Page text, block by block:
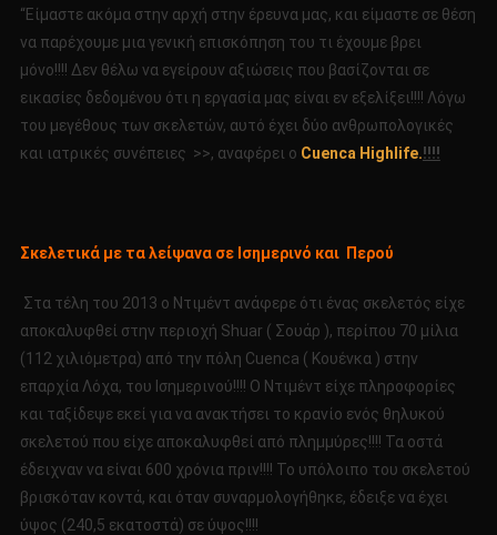
“Είμαστε ακόμα στην αρχή στην έρευνα μας, και είμαστε σε θέση
να παρέχουμε μια γενική επισκόπηση του τι έχουμε βρει
μόνο!!!! Δεν θέλω να εγείρουν αξιώσεις που βασίζονται σε
εικασίες δεδομένου ότι η εργασία μας είναι εν εξελίξει!!!! Λόγω
του μεγέθους των σκελετών, αυτό έχει δύο ανθρωπολογικές
και ιατρικές συνέπειες >>, αναφέρει ο Cuenca Highlife.!!!!
Σκελετικά με τα λείψανα σε Ισημερινό και Περού
Στα τέλη του 2013 ο Ντιμέντ ανάφερε ότι ένας σκελετός είχε
αποκαλυφθεί στην περιοχή Shuar ( Σουάρ ), περίπου 70 μίλια
(112 χιλιόμετρα) από την πόλη Cuenca ( Κουένκα ) στην
επαρχία Λόχα, του Ισημερινού!!!! Ο Ντιμέντ είχε πληροφορίες
και ταξίδεψε εκεί για να ανακτήσει το κρανίο ενός θηλυκού
σκελετού που είχε αποκαλυφθεί από πλημμύρες!!!! Τα οστά
έδειχναν να είναι 600 χρόνια πριν!!!! Το υπόλοιπο του σκελετού
βρισκόταν κοντά, και όταν συναρμολογήθηκε, έδειξε να έχει
ύψος (240,5 εκατοστά) σε ύψος!!!!